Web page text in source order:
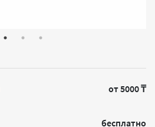
от 5000 ₸
бесплатно